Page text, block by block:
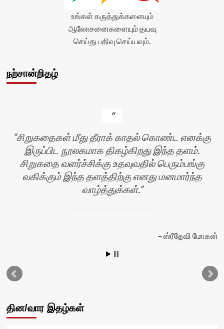
உங்கள் கருத்துக்களையும்
ஆலோசனைகளையும் தயவு
செய்து பதிவு செய்யவும்.
நற்சான்றிதழ்
சிறுகதைகள் மீது தீராக் காதல் கொண்ட எனக்கு
இருப்பிட நூலகமாக திகழ்கிறது இந்த தளம்.
சிறுகதை வளர்ச்சிக்கு உதவுவதில் பெரும்பங்கு
வகிக்கும் இந்த தளத்திற்கு எனது மனமார்ந்த
வாழ்த்துக்கள்.
ஸ்ரீதேவி மோகன்
தின/வார இதழ்கள்